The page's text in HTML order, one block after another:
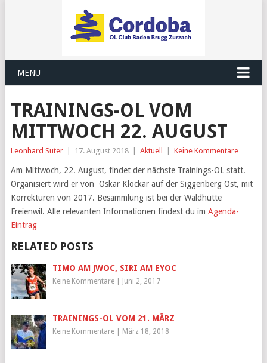
MENU
TRAININGS-OL VOM
MITTWOCH 22. AUGUST
Leonhard Suter 17. August 2018 Aktuell Keine Kommentare
Am Mittwoch, 22. August, findet der nächste Trainings-OL statt.
Organisiert wird er von Oskar Klockar auf der Siggenberg Ost, mit
Korrekturen von 2017. Besammlung ist bei der Waldhütte
Freienwil. Alle relevanten Informationen findest du im Agenda-
Eintrag
RELATED POSTS
TIMO AM JWOC, SIRI AM EYOC
Keine Kommentare| Juni 2, 2017
TRAININGS-OL VOM 21. MÄRZ
Keine Kommentare| März 18, 2018